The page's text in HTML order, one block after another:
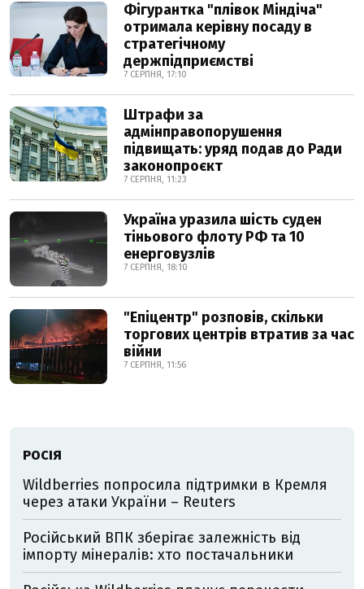
Фігурантка "плівок Міндіча"
отримала керівну посаду в
стратегічному
держпідприємстві
7 СЕРПНЯ, 17:10
Штрафи за
адмінправопорушення
підвищать: уряд подав до Ради
законопроєкт
7 СЕРПНЯ, 11:23
Україна уразила шість суден
тіньового флоту РФ та 10
енерговузлів
7 СЕРПНЯ, 18:10
"Епіцентр" розповів, скільки
торгових центрів втратив за час
війни
7 СЕРПНЯ, 11:56
РОСІЯ
Wildberries попросила підтримки в Кремля
через атаки України – Reuters
Російський ВПК зберігає залежність від
імпорту мінералів: хто постачальники